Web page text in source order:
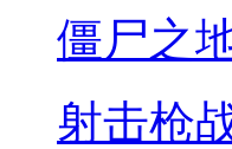
僵尸之
射击枪